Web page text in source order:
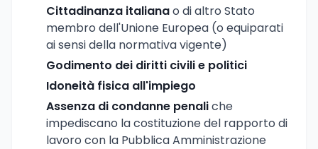
Cittadinanza italianao di altro Stato
membro dell'Unione Europea (o equiparati
ai sensi della normativa vigente)
Godimento dei diritti civili e politici
Idoneità fisica all'impiego
Assenza di condanne penaliche
impediscano la costituzione del rapporto di
lavoro con la Pubblica Amministrazione